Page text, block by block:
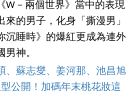
W－兩個世界》當中的表現
來的男子，化身「撕漫男」
沉睡時》的爆紅更成為連外
男神。
、蘇志燮、姜河那、池昌旭
公開！加碼年末桃花妝這